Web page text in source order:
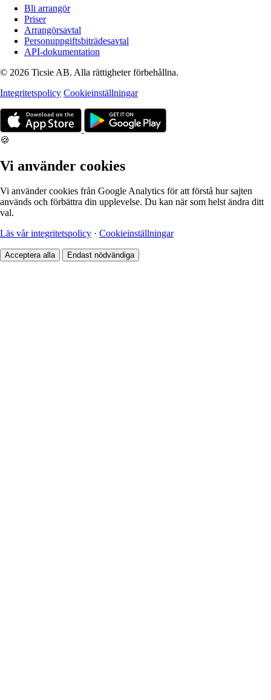
Bli arrangör
Priser
Arrangörsavtal
Personuppgiftsbiträdesavtal
API-dokumentation
© 2026 Ticsie AB. Alla rättigheter förbehållna.
Integritetspolicy Cookieinställningar
🍪
Vi använder cookies
Vi använder cookies från Google Analytics för att förstå hur sajten
används och förbättra din upplevelse. Du kan när som helst ändra ditt
val.
Läs vår integritetspolicy · Cookieinställningar
Acceptera alla Endast nödvändiga